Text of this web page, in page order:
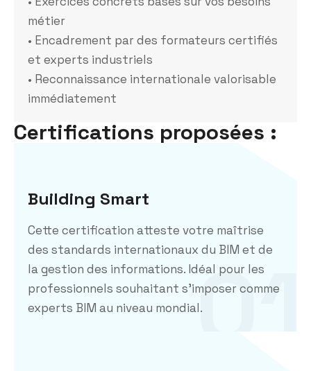
métier
• Encadrement par des formateurs certifiés
et experts industriels
• Reconnaissance internationale valorisable
immédiatement
Certifications proposées :
01
Building Smart
Cette certification atteste votre maîtrise
des standards internationaux du BIM et de
la gestion des informations. Idéal pour les
professionnels souhaitant s’imposer comme
experts BIM au niveau mondial.